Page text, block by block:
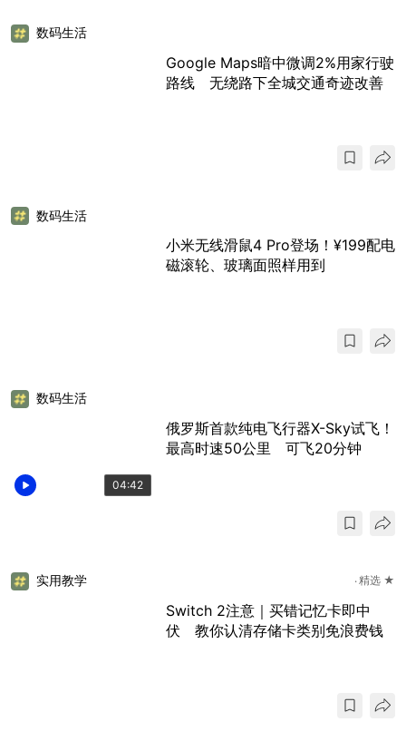
数码生活
Google Maps暗中微调2%用家行驶
路线 无绕路下全城交通奇迹改善
数码生活
小米无线滑鼠4 Pro登场！¥199配电
磁滚轮、玻璃面照样用到
04:42
数码生活
俄罗斯首款纯电飞行器X-Sky试飞！
最高时速50公里 可飞20分钟
实用教学 精选 ★
Switch 2注意｜买错记忆卡即中
伏 教你认清存储卡类别免浪费钱